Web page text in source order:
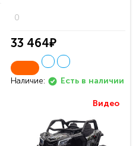
0
33 464₽
Наличие: Есть в наличии
Видео